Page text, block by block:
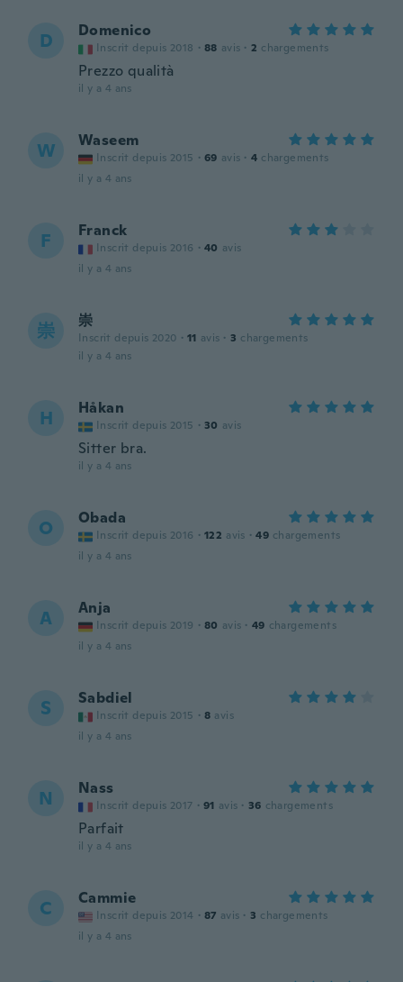
D Domenico
Inscrit depuis 2018 · 88 avis · 2 chargements
Prezzo qualità
il y a 4 ans
W Waseem
Inscrit depuis 2015 · 69 avis · 4 chargements
il y a 4 ans
F Franck
Inscrit depuis 2016 · 40 avis
il y a 4 ans
崇 崇
Inscrit depuis 2020 · 11 avis · 3 chargements
il y a 4 ans
H Håkan
Inscrit depuis 2015 · 30 avis
Sitter bra.
il y a 4 ans
O Obada
Inscrit depuis 2016 · 122 avis · 49 chargements
il y a 4 ans
A Anja
Inscrit depuis 2019 · 80 avis · 49 chargements
il y a 4 ans
S Sabdiel
Inscrit depuis 2015 · 8 avis
il y a 4 ans
N Nass
Inscrit depuis 2017 · 91 avis · 36 chargements
Parfait
il y a 4 ans
C Cammie
Inscrit depuis 2014 · 87 avis · 3 chargements
il y a 4 ans